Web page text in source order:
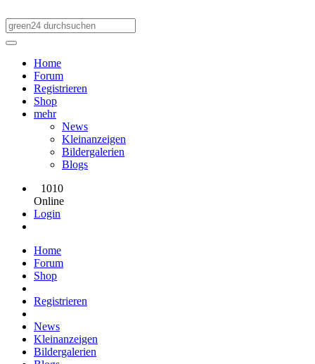
Home
Forum
Registrieren
Shop
mehr
News
Kleinanzeigen
Bildergalerien
Blogs
1010
Online
Login
Home
Forum
Shop
Registrieren
News
Kleinanzeigen
Bildergalerien